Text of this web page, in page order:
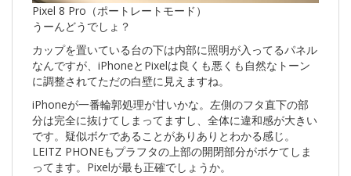
Pixel 8 Pro（ポートレートモード）
うーんどうでしょ？
カップを置いている台の下は内部に照明が入ってるパネル
なんですが、iPhoneとPixelは良くも悪くも自然なトーン
に調整されてただの白壁に見えますね。
iPhoneが一番輪郭処理が甘いかな。左側のフタ直下の部
分は完全に抜けてしまってますし、全体に違和感が大きい
です。疑似ボケであることがありありとわかる感じ。
LEITZ PHONEもプラフタの上部の開閉部分がボケてしま
ってます。Pixelが最も正確でしょうか。